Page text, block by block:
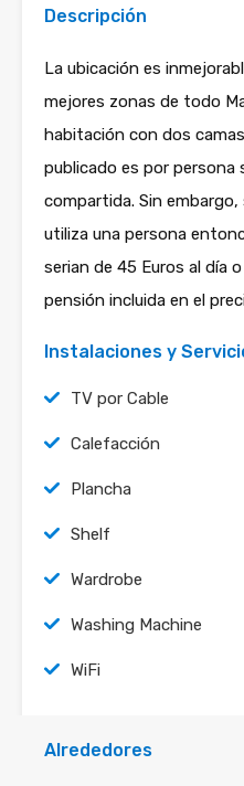
Descripción
La ubicación es
mejores zonas de todo
habitación con dos
publicado es por persona
compartida. Sin
utiliza una persona
serian de 45 Euros al día
pensión incluida en el
Instalaciones y
TV por Cable
Calefacción
Plancha
Shelf
Wardrobe
Washing Machine
WiFi
Alrededores